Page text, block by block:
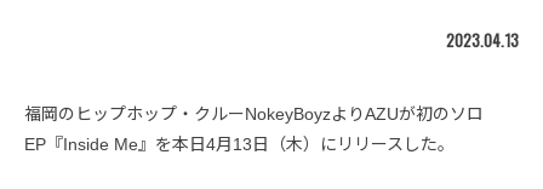
2023.04.13
福岡のヒップホップ・クルーNokeyBoyzよりAZUが初のソロ
EP『Inside Me』を本日4月13日（木）にリリースした。